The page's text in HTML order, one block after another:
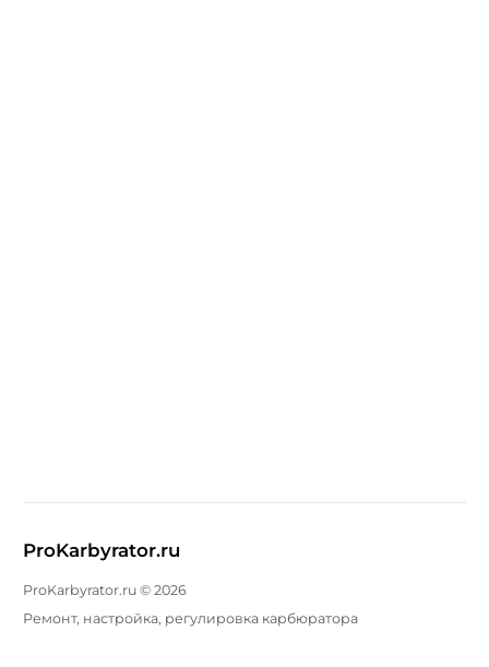
ProKarbyrator.ru
ProKarbyrator.ru © 2026
Ремонт, настройка, регулировка карбюратора